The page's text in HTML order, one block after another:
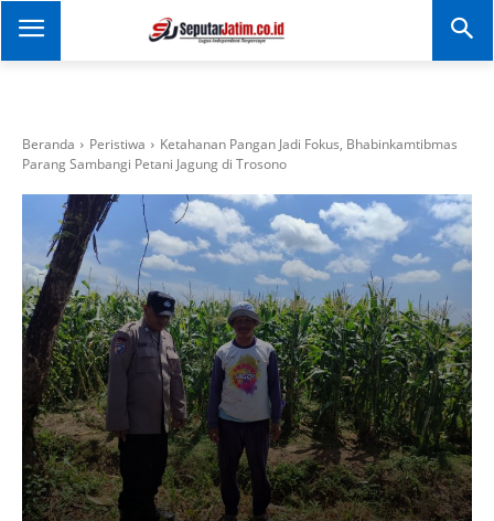
SEPUTAR JATIM
Portal Informasi Dan
Beranda Peristiwa
Ketahanan Pangan Jadi Fokus, Bhabinkamtibmas
Parang Sambangi Petani Jagung di Trosono